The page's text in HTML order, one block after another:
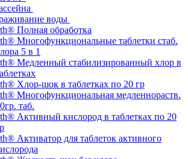
воды
Полная обработка
Многофункциональные таблетки стаб.
5 в 1
Медленный стабилизированный хлор в
Хлор-шок в таблетках по 20 гр
Многофункциональная медленнораств.
таб.
Активный кислород в таблетках по 20
Активатор для таблеток активного